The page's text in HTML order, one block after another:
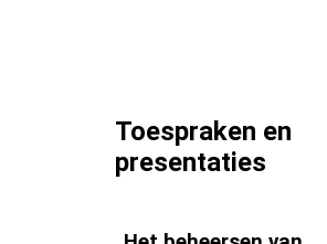
Toespraken en
presentaties